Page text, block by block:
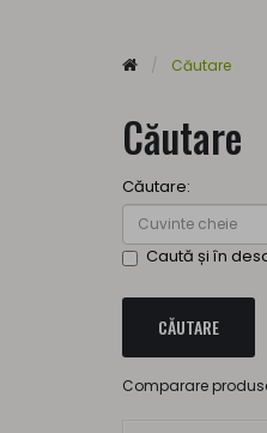
Căutare
Căutare
Căutare:
Caută și în
Comparare